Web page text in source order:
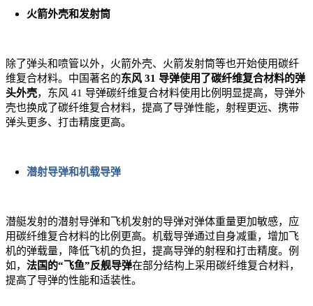
火箭外壳和发射筒
除了弹头和喷管以外，火箭外壳、火箭发射筒等也开始使用碳纤
维复合材料。中国著名的东风 31 导弹使用了碳纤维复合材料的弹
头外壳，东风 41 导弹碳纤维复合材料使用比例明显提高，导弹外
壳也换成了碳纤维复合材料，提高了导弹性能，射程更远、携带
弹头更多、打击精度更高。
潜射导弹和机载导弹
潜艇发射的潜射导弹和飞机发射的导弹对弹体重量更加敏感，应
用碳纤维复合材料的比例更高。机载导弹通过自身减重，增加飞
机的弹载量，降低飞机的负担，提高导弹的射程和打击精度。例
如， 法国的“飞鱼”反舰导弹在部分结构上采用碳纤维复合材料，
提高了导弹的性能和适装性。